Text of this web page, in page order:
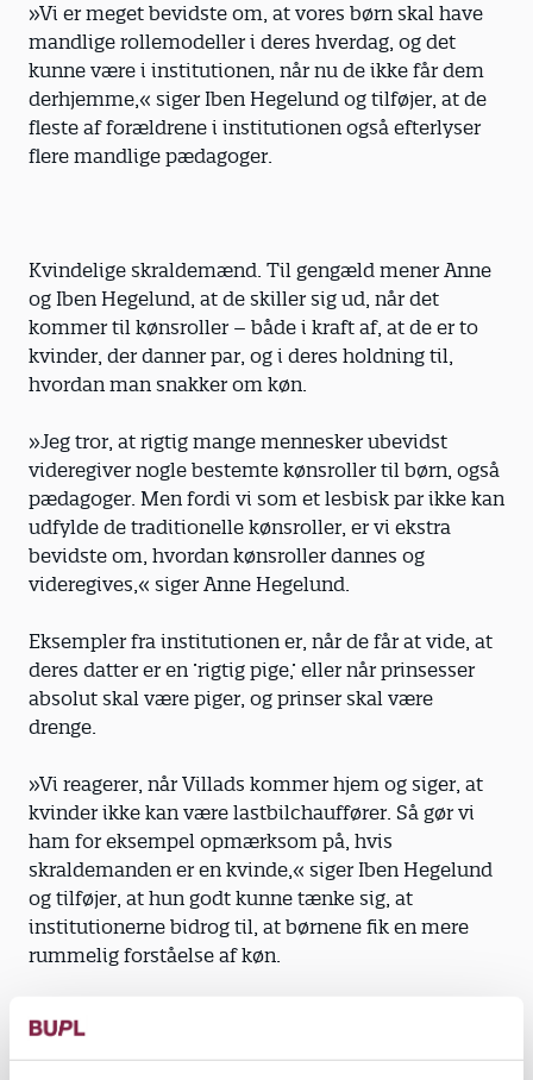
»Vi er meget bevidste om, at vores børn skal have
mandlige rollemodeller i deres hverdag, og det
kunne være i institutionen, når nu de ikke får dem
derhjemme,« siger Iben Hegelund og tilføjer, at de
fleste af forældrene i institutionen også efterlyser
flere mandlige pædagoger.
Kvindelige skraldemænd. Til gengæld mener Anne
og Iben Hegelund, at de skiller sig ud, når det
kommer til kønsroller – både i kraft af, at de er to
kvinder, der danner par, og i deres holdning til,
hvordan man snakker om køn.
»Jeg tror, at rigtig mange mennesker ube­vidst
videregiver nogle bestemte kønsroller til børn, også
pædagoger. Men fordi vi som et lesbisk par ikke kan
udfylde de traditionelle kønsroller, er vi ekstra
bevidste om, hvordan kønsroller dannes og
videregives,« siger Anne Hegelund.
Eksempler fra institutionen er, når de får at vide, at
deres datter er en ’rigtig pige,’ eller når prinsesser
absolut skal være piger, og prinser skal være
drenge.
»Vi reagerer, når Villads kommer hjem og siger, at
kvinder ikke kan være lastbilchauffører. Så gør vi
ham for eksempel opmærksom på, hvis
skraldemanden er en kvinde,« siger Iben Hegelund
og tilføjer, at hun godt kunne tænke sig, at
institutionerne bidrog til, at børnene fik en mere
rummelig forståelse af køn.